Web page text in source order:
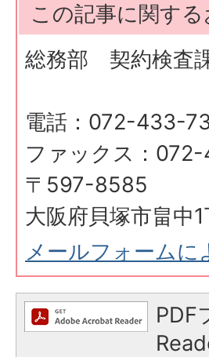
この記事に関す
総務部 契約検査
電話：072-433-
ファックス：
〒597-8585
大阪府貝塚市畠
メールフォームに
PDF